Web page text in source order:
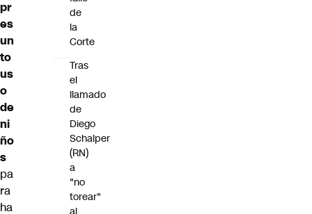
pr
es
un
to
us
o
de
ni
ño
s
pa
ra
ha
de
la
Corte
Tras
el
llamado
de
Diego
Schalper
(RN)
a
"no
torear"
al